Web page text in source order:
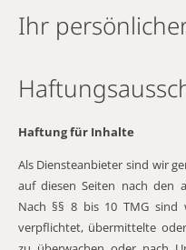
Ihr
Haftung für Inhalte
Als Diensteanbieter sind wir
auf diesen Seiten nach den
Nach §§ 8 bis 10 TMG sind
verpflichtet, übermittelte